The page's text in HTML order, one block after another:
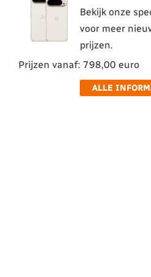
Bekijk onze
voor meer
prijzen.
Prijzen vanaf: 798,00 euro
ALLE